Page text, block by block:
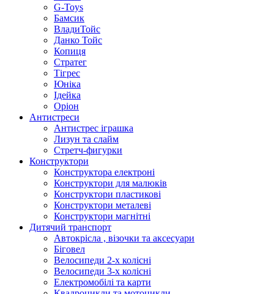
G-Toys
Бамсик
ВладиТойс
Данко Тойс
Копиця
Стратег
Тігрес
Юніка
Ідейка
Оріон
Антистреси
Антистрес іграшка
Лизун та слайм
Стретч-фигурки
Конструктори
Конструктора електроні
Конструктори для малюків
Конструктори пластикові
Конструктори металеві
Конструктори магнітні
Дитячий транспорт
Автокрісла , візочки та аксесуари
Біговел
Велосипеди 2-х колісні
Велосипеди 3-х колісні
Електромобілі та карти